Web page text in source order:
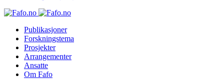
Publikasjoner
Forskningstema
Prosjekter
Arrangementer
Ansatte
Om Fafo